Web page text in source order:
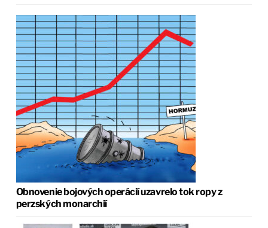
Obnovenie bojových operácií uzavrelo tok ropy z
perzských monarchií